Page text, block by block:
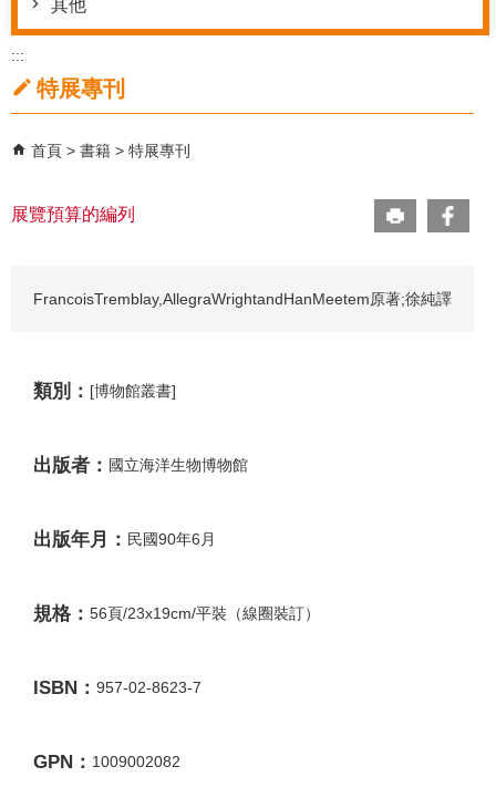
其他
:::
特展專刊
首頁 書籍 特展專刊
展覽預算的編列
FrancoisTremblay,AllegraWrightandHanMeetem原著;徐純譯
類別： [博物館叢書]
出版者： 國立海洋生物博物館
出版年月： 民國90年6月
規格： 56頁/23x19cm/平裝（線圈裝訂）
ISBN： 957-02-8623-7
GPN： 1009002082